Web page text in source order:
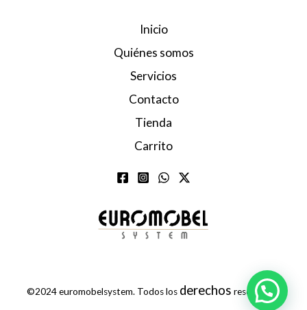
Inicio
Quiénes somos
Servicios
Contacto
Tienda
Carrito
©2024 euromobelsystem. Todos los derechos reservados.